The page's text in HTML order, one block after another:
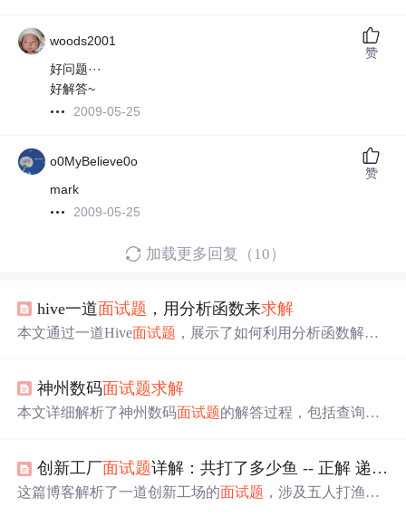
woods2001
好问题···
好解答~
2009-05-25
赞
o0MyBelieve0o
mark
2009-05-25
赞
加载更多回复（10）
hive一道面试题 ，用分析函数来求解
本文通过一道Hive面试题 ，展示了如何利用分析函数解决
语句，最终得到期望的结果，此方法比其他解决方案更简
洁，仅需一个job完成。
神州数码面试题求解
本文详细解析了神州数码面试题的解答过程，包括查询最
创新工厂面试题详解：共打了多少鱼 -- 正解 递归
这篇博客解析了一道创新工场的面试题 ，涉及五人打渔后